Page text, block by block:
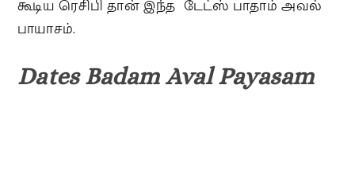
கூடிய ரெசிபி தான் இந்த டேட்ஸ் பாதாம் அவல்
பாயாசம்.
Dates Badam Aval Payasam